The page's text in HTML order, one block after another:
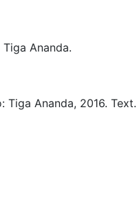
Tiga Ananda.
Tiga Ananda, 2016. Text.